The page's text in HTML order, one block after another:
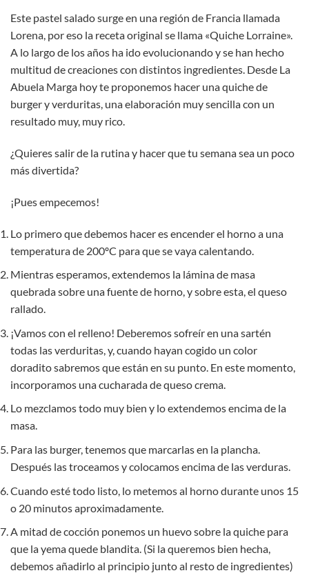
Este pastel salado surge en una región de Francia llamada
Lorena, por eso la receta original se llama «Quiche Lorraine».
A lo largo de los años ha ido evolucionando y se han hecho
multitud de creaciones con distintos ingredientes. Desde La
Abuela Marga hoy te proponemos hacer una quiche de
burger y verduritas, una elaboración muy sencilla con un
resultado muy, muy rico.
¿Quieres salir de la rutina y hacer que tu semana sea un poco
más divertida?
¡Pues empecemos!
Lo primero que debemos hacer es encender el horno a una
temperatura de 200ºC para que se vaya calentando.
Mientras esperamos, extendemos la lámina de masa
quebrada sobre una fuente de horno, y sobre esta, el queso
rallado.
¡Vamos con el relleno! Deberemos sofreír en una sartén
todas las verduritas, y, cuando hayan cogido un color
doradito sabremos que están en su punto. En este momento,
incorporamos una cucharada de queso crema.
Lo mezclamos todo muy bien y lo extendemos encima de la
masa.
Para las burger, tenemos que marcarlas en la plancha.
Después las troceamos y colocamos encima de las verduras.
Cuando esté todo listo, lo metemos al horno durante unos 15
o 20 minutos aproximadamente.
A mitad de cocción ponemos un huevo sobre la quiche para
que la yema quede blandita. (Si la queremos bien hecha,
debemos añadirlo al principio junto al resto de ingredientes)